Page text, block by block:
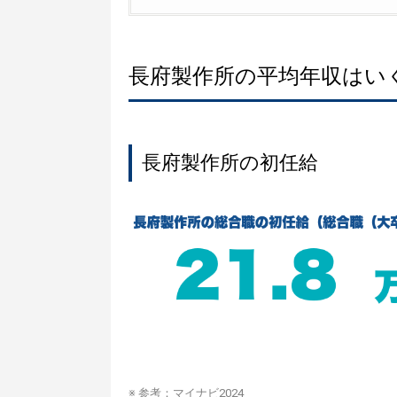
長府製作所の平均年収はい
長府製作所の初任給
※ 参考： マイナビ2024